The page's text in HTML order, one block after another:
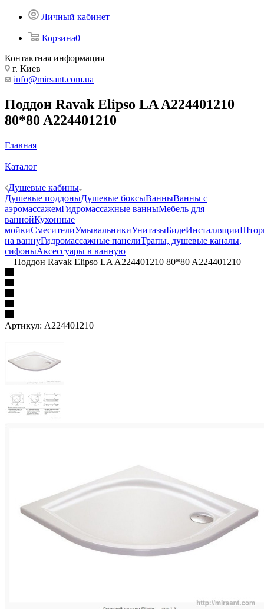
Личный кабинет
Корзина0
Контактная информация
г. Киев
info@mirsant.com.ua
Поддон Ravak Elipso LA A224401210
80*80 A224401210
Главная
—
Каталог
—
Душевые кабины
Душевые поддоныДушевые боксыВанныВанны с
аэромассажемГидромассажные ванныМебель для
ваннойКухонные
мойкиСмесителиУмывальникиУнитазыБидеИнсталляции
на ваннуГидромассажные панелиТрапы, душевые каналы,
сифоныАксессуары в ванную
—Поддон Ravak Elipso LA A224401210 80*80 A224401210
Артикул: A224401210